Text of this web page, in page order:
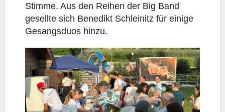
Stimme. Aus den Reihen der Big Band
gesellte sich Benedikt Schleinitz für einige
Gesangsduos hinzu.